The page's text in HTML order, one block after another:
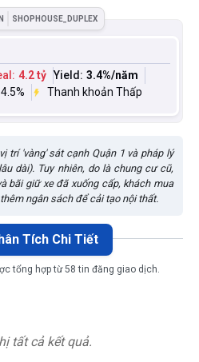
SHOPHOUSE_DUPLEX
4.2 tỷ Yield: 3.4%/năm
Thanh khoản Thấp
trí 'vàng' sát cạnh Quận 1 và pháp lý
dài). Tuy nhiên, do là chung cư cũ,
bãi giữ xe đã xuống cấp, khách mua
ngân sách để cải tạo nội thất.
Tích Chi Tiết
tổng hợp từ 58 tin đăng giao dịch.
tất cả kết quả.